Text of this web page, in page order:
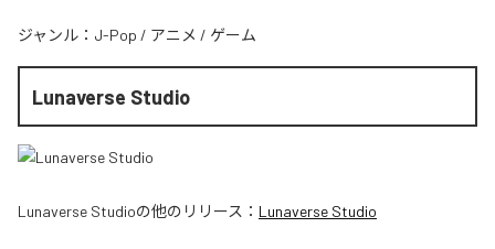
ジャンル： J-Pop / アニメ / ゲーム
Lunaverse Studio
Lunaverse Studioの他のリリース： Lunaverse Studio